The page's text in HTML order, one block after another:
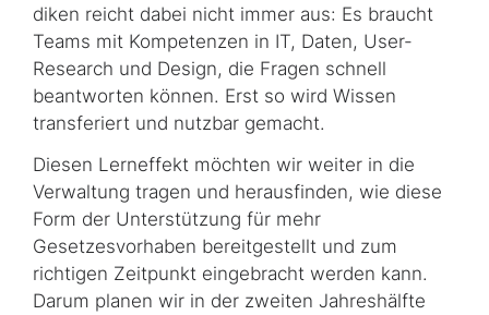
di­ken reicht dabei nicht immer aus: Es braucht
Teams mit Kompetenzen in IT, Daten, User-
Research und Design, die Fragen schnell
beantworten können. Erst so wird Wissen
transferiert und nutzbar gemacht.
Diesen Lerneffekt möchten wir weiter in die
Verwaltung tragen und herausfinden, wie diese
Form der Unterstützung für mehr
Gesetzesvorhaben bereitgestellt und zum
richtigen Zeitpunkt eingebracht werden kann.
Darum planen wir in der zweiten Jahres­hälfte